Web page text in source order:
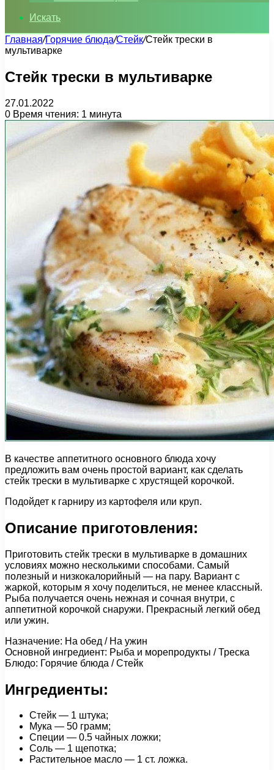
Искать
Главная/Горячие блюда/Стейк/Стейк трески в
мультиварке
Стейк трески в мультиварке
27.01.2022
0 Время чтения: 1 минута
В качестве аппетитного основного блюда хочу
предложить вам очень простой вариант, как сделать
стейк трески в мультиварке с хрустящей корочкой.
Подойдет к гарниру из картофеля или круп.
Описание приготовления:
Приготовить стейк трески в мультиварке в домашних
условиях можно несколькими способами. Самый
полезный и низкокалорийный — на пару. Вариант с
жаркой, которым я хочу поделиться, не менее классный.
Рыба получается очень нежная и сочная внутри, с
аппетитной корочкой снаружи. Прекрасный легкий обед
или ужин.
Назначение: На обед / На ужин
Основной ингредиент: Рыба и морепродукты / Треска
Блюдо: Горячие блюда / Стейк
Ингредиенты:
Стейк — 1 штука;
Мука — 50 грамм;
Специи — 0.5 чайных ложки;
Соль — 1 щепотка;
Растительное масло — 1 ст. ложка.